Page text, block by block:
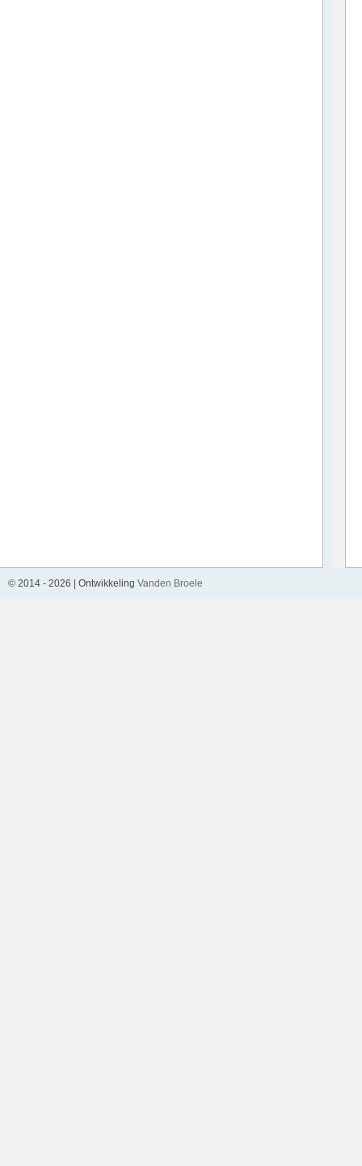
© 2014 - 2026 | Ontwikkeling Vanden Broele